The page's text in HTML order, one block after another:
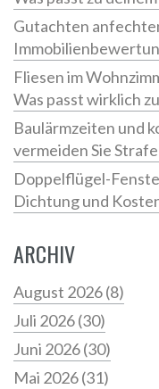
Gutachten
Fliesen im
Was passt wirklich
Baulärmzeiten und
vermeiden Sie
Doppelflügel-
Dichtung und
ARCHIV
August 2026(8)
Juli 2026(30)
Juni 2026(30)
Mai 2026(31)